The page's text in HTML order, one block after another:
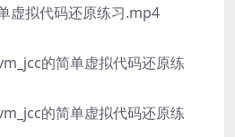
虚拟代码还原练习.mp4
的简单虚拟代码还原练
的简单虚拟代码还原练